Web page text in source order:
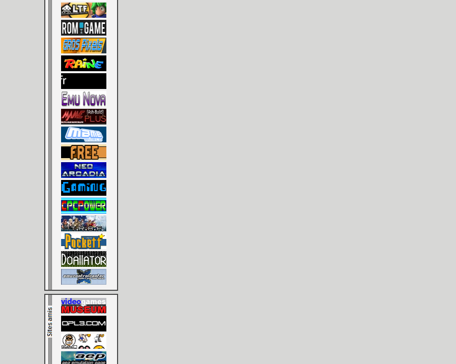
[GK] Palworld Online est
[GK] Wuchang 2 : le
[GK] Test : Big Walk est
[GK] Starsand Island : la
[GK] Dan Houser (GTA)